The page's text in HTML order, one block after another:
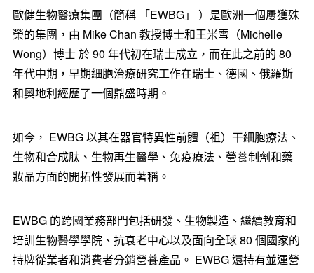
歐健生物醫療集團（簡稱 「EWBG」
）是歐洲一個屢獲殊
榮的集團，由 Mike Chan 教授博士和王米雪（Michelle
Wong）博士於90 年代初在瑞士成立，而在此之前的 80
年代中期，早期細胞治療研究工作在瑞士、德國、俄羅斯
和奧地利經歷了一個鼎盛時期。
如今， EWBG以其在器官特異性前體（祖）干細胞療法、
生物和合成肽、生物再生醫學、免疫療法、營養制劑和藥
妝品方面的開拓性發展而著稱。
EWBG 的跨國業務部門包括研發、生物製造、繼續教育和
培訓生物醫學學院、抗衰老中心以及面向全球80 個國家的
持牌從業者和消費者分銷營養產品。 EWBG還持有並運營